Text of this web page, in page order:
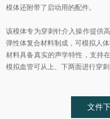
模体还附带了启动用的配件。
该模体专为穿刺针介入操作提供
弹性体复合材料制成，可模拟人
材料具备真实的声学特性，支持
模拟血管可从上、下两面进行穿
文件